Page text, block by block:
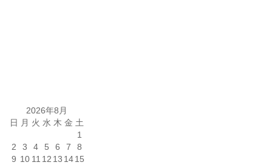
2026年8月
日 月 火 水 木 金 土
1
2
3 4 5 6 7
8
9 10 11 12 13 1415